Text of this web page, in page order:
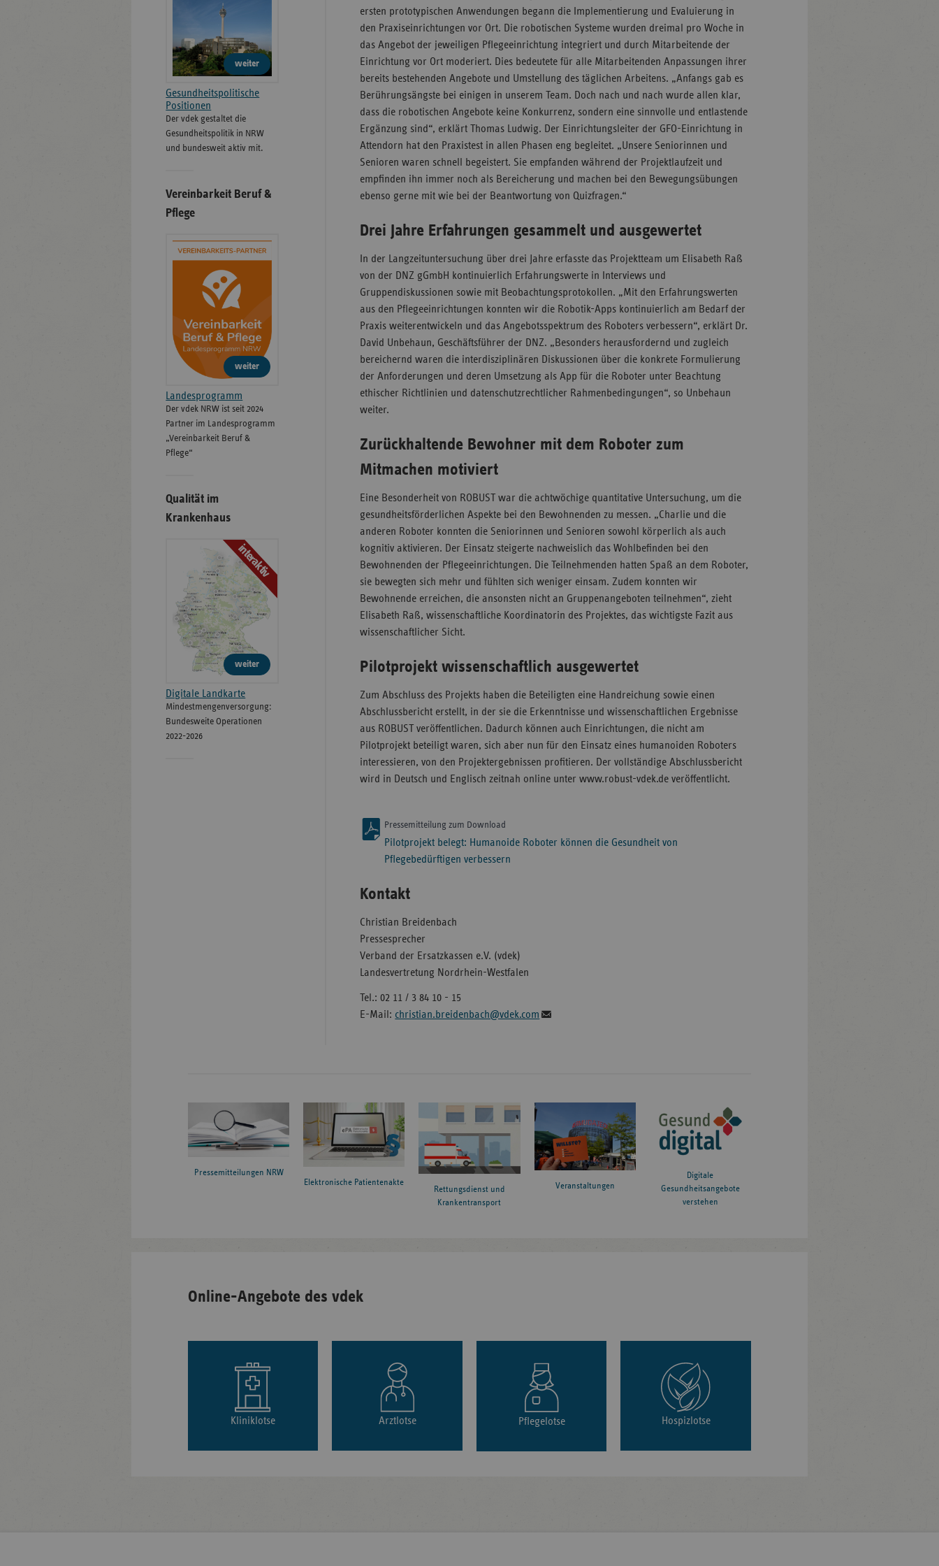
ersten prototypischen Anwendungen begann die Implementierung und Evaluierung in
den Praxiseinrichtungen vor Ort. Die robotischen Systeme wurden dreimal pro Woche in
das Angebot der jeweiligen Pflegeeinrichtung integriert und durch Mitarbeitende der
Einrichtung vor Ort moderiert. Dies bedeutete für alle Mitarbeitenden Anpassungen ihrer
bereits bestehenden Angebote und Umstellung des täglichen Arbeitens. „Anfangs gab es
Berührungsängste bei einigen in unserem Team. Doch nach und nach wurde allen klar,
dass die robotischen Angebote keine Konkurrenz, sondern eine sinnvolle und entlastende
Ergänzung sind“, erklärt Thomas Ludwig. Der Einrichtungsleiter der GFO-Einrichtung in
Attendorn hat den Praxistest in allen Phasen eng begleitet. „Unsere Seniorinnen und
Senioren waren schnell begeistert. Sie empfanden während der Projektlaufzeit und
empfinden ihn immer noch als Bereicherung und machen bei den Bewegungsübungen
ebenso gerne mit wie bei der Beantwortung von Quizfragen.“
Drei Jahre Erfahrungen gesammelt und ausgewertet
In der Langzeituntersuchung über drei Jahre erfasste das Projektteam um Elisabeth Raß
von der DNZ gGmbH kontinuierlich Erfahrungswerte in Interviews und
Gruppendiskussionen sowie mit Beobachtungsprotokollen. „Mit den Erfahrungswerten
aus den Pflegeeinrichtungen konnten wir die Robotik-Apps kontinuierlich am Bedarf der
Praxis weiterentwickeln und das Angebotsspektrum des Roboters verbessern“, erklärt Dr.
David Unbehaun, Geschäftsführer der DNZ. „Besonders herausfordernd und zugleich
bereichernd waren die interdisziplinären Diskussionen über die konkrete Formulierung
der Anforderungen und deren Umsetzung als App für die Roboter unter Beachtung
ethischer Richtlinien und datenschutzrechtlicher Rahmenbedingungen“, so Unbehaun
weiter.
Zurückhaltende Bewohner mit dem Roboter zum
Mitmachen motiviert
Eine Besonderheit von ROBUST war die achtwöchige quantitative Untersuchung, um die
gesundheitsförderlichen Aspekte bei den Bewohnenden zu messen. „Charlie und die
anderen Roboter konnten die Seniorinnen und Senioren sowohl körperlich als auch
kognitiv aktivieren. Der Einsatz steigerte nachweislich das Wohlbefinden bei den
Bewohnenden der Pflegeeinrichtungen. Die Teilnehmenden hatten Spaß an dem Roboter,
sie bewegten sich mehr und fühlten sich weniger einsam. Zudem konnten wir
Bewohnende erreichen, die ansonsten nicht an Gruppenangeboten teilnehmen“, zieht
Elisabeth Raß, wissenschaftliche Koordinatorin des Projektes, das wichtigste Fazit aus
wissenschaftlicher Sicht.
Pilotprojekt wissenschaftlich ausgewertet
Zum Abschluss des Projekts haben die Beteiligten eine Handreichung sowie einen
Abschlussbericht erstellt, in der sie die Erkenntnisse und wissenschaftlichen Ergebnisse
aus ROBUST veröffentlichen. Dadurch können auch Einrichtungen, die nicht am
Pilotprojekt beteiligt waren, sich aber nun für den Einsatz eines humanoiden Roboters
interessieren, von den Projektergebnissen profitieren. Der vollständige Abschlussbericht
wird in Deutsch und Englisch zeitnah online unter www.robust-vdek.de veröffentlicht.
Pressemitteilung zum Download
Pilotprojekt belegt: Humanoide Roboter können die Gesundheit von
Pflegebedürftigen verbessern
Kontakt
Christian Breidenbach
Pressesprecher
Verband der Ersatzkassen e.V. (vdek)
Landesvertretung Nordrhein-Westfalen
Tel.: 02 11 / 3 84 10 - 15
E-Mail: christian.breidenbach@vdek.com
weiter
Gesundheitspolitische
Positionen
Der vdek gestaltet die
Gesundheitspolitik in NRW
und bundesweit aktiv mit.
Vereinbarkeit Beruf &
Pflege
weiter
Landesprogramm
Der vdek NRW ist seit 2024
Partner im Landesprogramm
„Vereinbarkeit Beruf &
Pflege“
Qualität im
Krankenhaus
interaktiv
weiter
Digitale Landkarte
Mindestmengenversorgung:
Bundesweite Operationen
2022-2026
Pressemitteilungen NRW
Elektronische Patientenakte
Rettungsdienst und
Krankentransport
Veranstaltungen
Digitale
Gesundheitsangebote
verstehen
Online-Angebote des vdek
Kliniklotse Arztlotse Pflegelotse Hospizlotse